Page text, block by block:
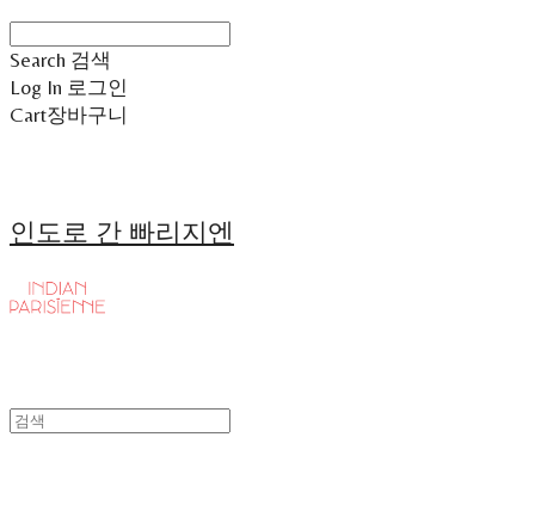
Search 검색
Log In 로그인
Cart장바구니
인도로 간 빠리지엔